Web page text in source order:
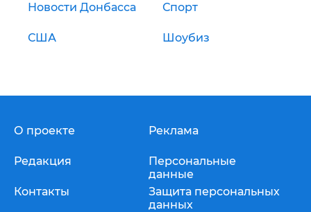
Новости Донбасса Спорт
США Шоубиз
О проекте
Редакция
Контакты
Реклама
Персональные
данные
Защита персональных
данных